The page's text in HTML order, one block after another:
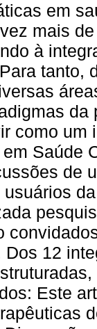
em
mais
à
tanto,
como um
Saúde
de
12
Este